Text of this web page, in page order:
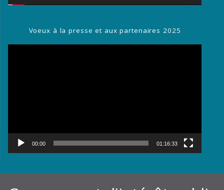
Voeux à la presse et aux partenaires 2025
00:00 01:16:33